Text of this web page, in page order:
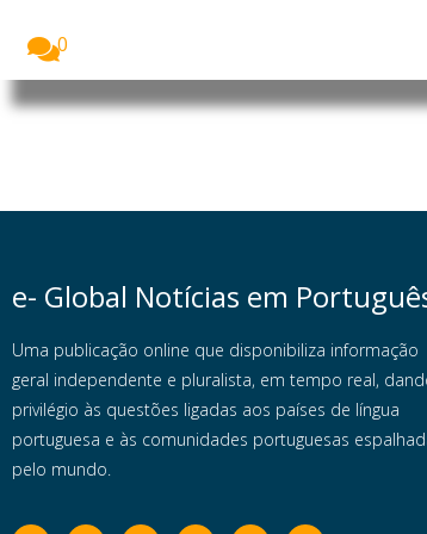
0
e- Global Notícias em
Uma publicação online que disponibiliza informação
geral independente e pluralista, em tempo real,
privilégio às questões ligadas aos países de língua
portuguesa e às comunidades portuguesas
pelo mundo.